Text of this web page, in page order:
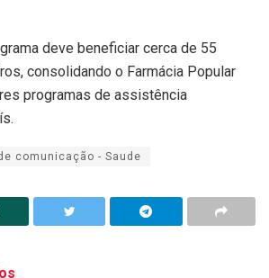
deve beneficiar cerca de 55
consolidando o Farmácia Popular
programas de assistência
comunicação - Saude